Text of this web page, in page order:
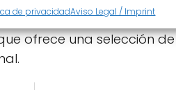
de privacidadAviso Legal / Imprint
que vale la pena
ofrece una selección de